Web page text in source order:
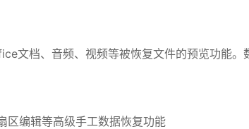
文档、音频、视频等被恢复文件的预览功能。
区编辑等高级手工数据恢复功能